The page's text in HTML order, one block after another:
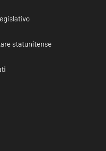
statunitense